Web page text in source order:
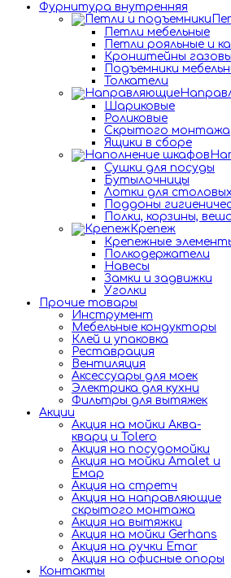
Фурнитура внутренняя
Петли мебельные
Петли рояльные и
Кронштейны
Подъемники
Толкатели
Шариковые
Роликовые
Скрытого монтажа
Ящики в сборе
Сушки для посуды
Бутылочницы
Лотки для
Поддоны
Полки, корзины,
Крепеж
Крепежные
Полкодержатели
Навесы
Замки и задвижки
Уголки
Прочие товары
Инструмент
Мебельные кондукторы
Клей и упаковка
Реставрация
Вентиляция
Аксессуары для моек
Электрика для кухни
Фильтры для вытяжек
Акции
Акция на мойки Аква-
кварц и Tolero
Акция на посудомойки
Акция на мойки Amalet и
Емар
Акция на стретч
Акция на направляющие
скрытого монтажа
Акция на вытяжки
Акция на мойки Gerhans
Акция на ручки Emar
Акция на офисные опоры
Контакты